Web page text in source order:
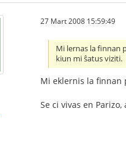
27 Mart 2008 15:59:49
Mi lernas la finnan
kiun mi ŝatus viziti.
Mi eklernis la finnan
Se ci vivas en